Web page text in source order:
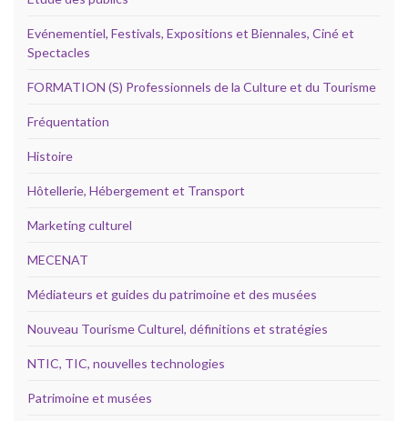
Evénementiel, Festivals, Expositions et Biennales, Ciné et
Spectacles
FORMATION (S) Professionnels de la Culture et du Tourisme
Fréquentation
Histoire
Hôtellerie, Hébergement et Transport
Marketing culturel
MECENAT
Médiateurs et guides du patrimoine et des musées
Nouveau Tourisme Culturel, définitions et stratégies
NTIC, TIC, nouvelles technologies
Patrimoine et musées